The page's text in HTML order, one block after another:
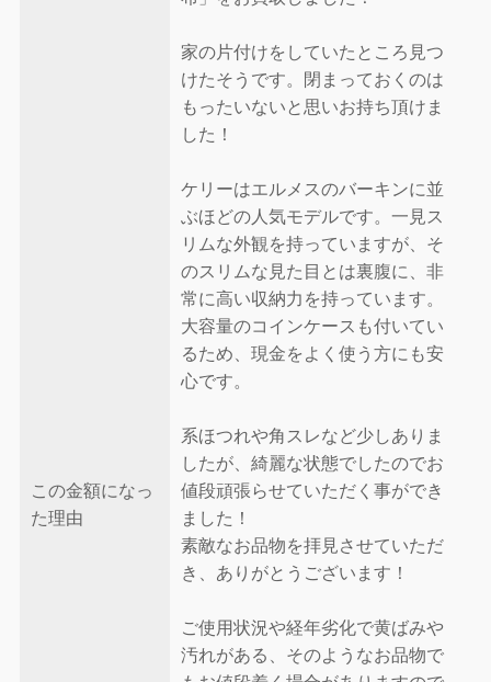
この金額になっ
た理由
家の片付けをしていたところ見つ
けたそうです。閉まっておくのは
もったいないと思いお持ち頂けま
した！
ケリーはエルメスのバーキンに並
ぶほどの人気モデルです。一見ス
リムな外観を持っていますが、そ
のスリムな見た目とは裏腹に、非
常に高い収納力を持っています。
大容量のコインケースも付いてい
るため、現金をよく使う方にも安
心です。
系ほつれや角スレなど少しありま
したが、綺麗な状態でしたのでお
値段頑張らせていただく事ができ
ました！
素敵なお品物を拝見させていただ
き、ありがとうございます！
ご使用状況や経年劣化で黄ばみや
汚れがある、そのようなお品物で